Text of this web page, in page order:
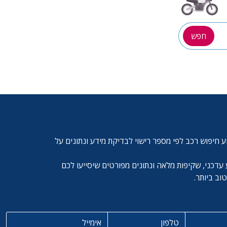
חפש
חיפוש רכב לפי מספר רישוי לבדיקת מידע ונתונים על
שקיפות מלאה ונתונים מפורטים שיסייעו לכם
ביותר.
טלפון